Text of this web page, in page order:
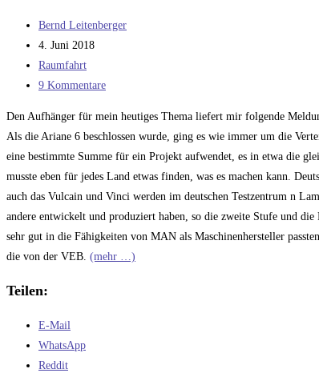
Beitrags-
Autor:
Bernd Leitenberger
Beitrag
veröffentlicht:
4. Juni 2018
Beitrags-
Kategorie:
Raumfahrt
Beitrags-
9 Kommentare
Den Aufhänger für mein heutiges Thema liefert mir folgende
Als die Ariane 6 beschlossen wurde, ging es wie immer um die
eine bestimmte Summe für ein Projekt aufwendet, es in etwa die
musste eben für jedes Land etwas finden, was es machen kann.
auch das Vulcain und Vinci werden im deutschen Testzentrum n
andere entwickelt und produziert haben, so die zweite Stufe und
sehr gut in die Fähigkeiten von MAN als Maschinenhersteller
die von der VEB. (mehr …)
Teilen:
E-Mail
WhatsApp
Reddit